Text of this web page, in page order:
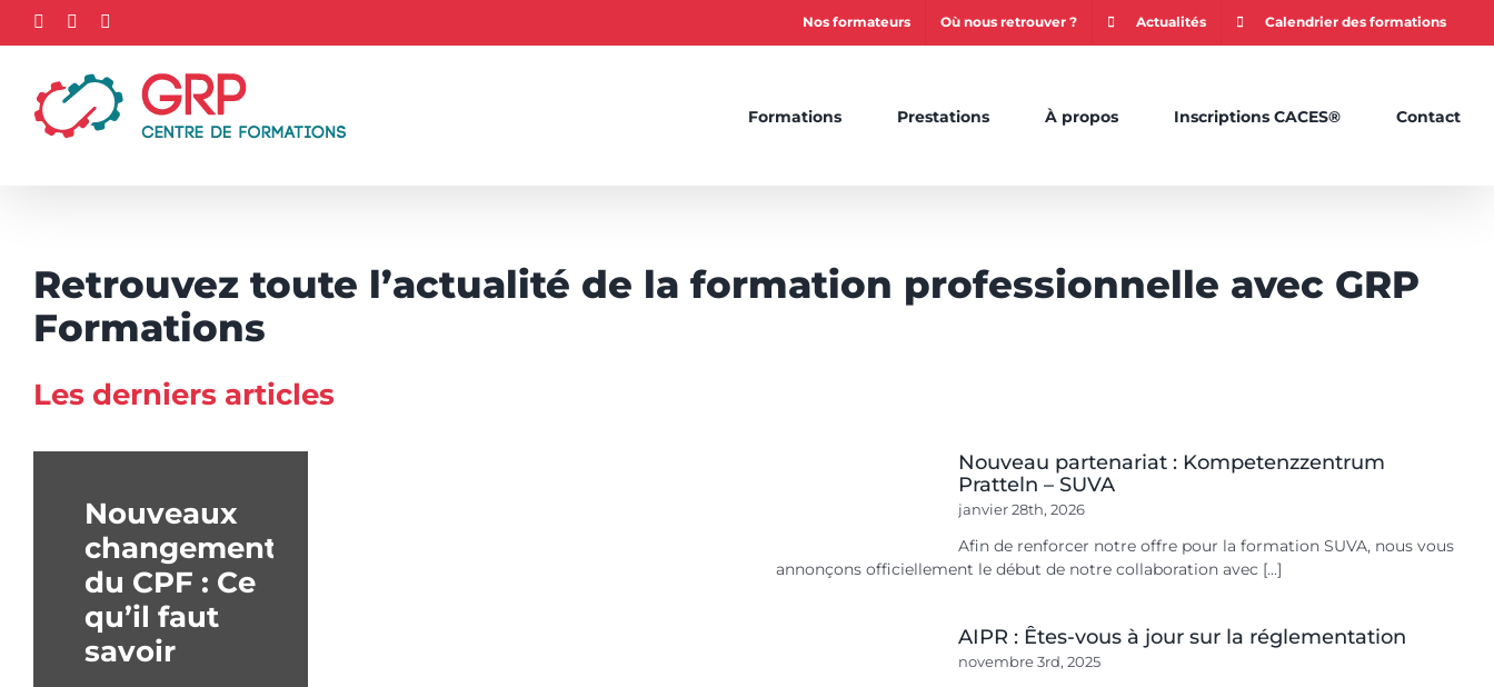
Passer
FacebookLinkedIn Nos formateurs Où nous retrouver ? Actualités Calendrier des formations
Formations Prestations À propos Inscriptions CACES® Contact
Retrouvez toute l’actualité de la formation professionnelle avec GRP
Formations
Les derniers articles
Nouveaux
changements
du CPF : Ce
qu’il faut
savoir
Nouveau partenariat : Kompetenzzentrum
Pratteln – SUVA
janvier 28th, 2026
Afin de renforcer notre offre pour la formation SUVA, nous vous
annonçons officiellement le début de notre collaboration avec [...]
AIPR : Êtes-vous à jour sur la réglementation
novembre 3rd, 2025